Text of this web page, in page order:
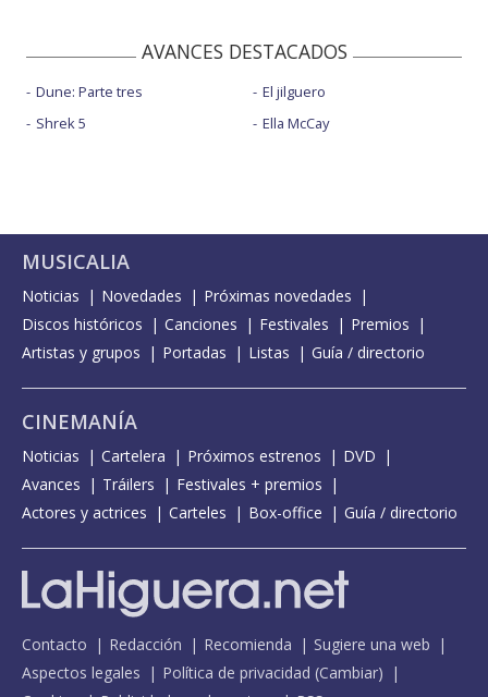
AVANCES DESTACADOS
Dune: Parte tres
Shrek 5
El jilguero
Ella McCay
MUSICALIA
Noticias Novedades
Próximas novedades
Discos históricos
Canciones Festivales
Premios
Artistas y grupos
Portadas Listas Guía / directorio
CINEMANÍA
Noticias Cartelera Próximos estrenos
DVD
Avances
Tráilers
Festivales + premios
Actores y actrices
Carteles Box-office Guía / directorio
Contacto Redacción Recomienda
Sugiere una web
Aspectos legales
Política de privacidad (Cambiar)